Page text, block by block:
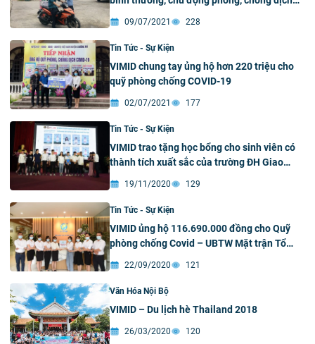
Covid-19
09/07/2021 228
Tin Tức - Sự Kiện
VIMID chung tay ủng hộ hơn 220 triệu cho
quỹ phòng chống COVID-19
02/07/2021 177
Tin Tức - Sự Kiện
VIMID trao tặng học bổng cho sinh viên có
thành tích xuất sắc của trường ĐH Giao
thông vận tải
19/11/2020 129
Tin Tức - Sự Kiện
VIMID ủng hộ 116.690.000 đồng cho Quỹ
phòng chống Covid – UBTW Mặt trận Tổ
quốc Việt Nam
22/09/2020 121
Văn Hóa Nội Bộ
VIMID – Du lịch hè Thailand 2018
26/03/2020 120